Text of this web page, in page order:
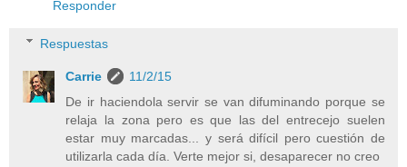
Responder
Respuestas
Carrie
11/2/15
De ir haciendola servir se van difuminando porque se
relaja la zona pero es que las del entrecejo suelen
estar muy marcadas... y será difícil pero cuestión de
utilizarla cada día. Verte mejor si, desaparecer no creo